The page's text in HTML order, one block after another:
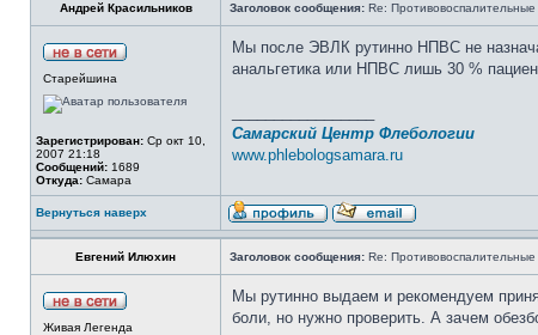
Андрей Красильников Заголовок сообщения: Re: Противовоспалительные
Старейшина
Зарегистрирован: Ср окт 10,
2007 21:18
Сообщений: 1689
Откуда: Самара
Мы после ЭВЛК рутинно НПВС не
анальгетика или НПВС лишь 30 %
Самарский Центр Флебологии
www.phlebologsamara.ru
Вернуться наверх
Евгений Илюхин Заголовок сообщения: Re: Противовоспалительные
Живая Легенда
Мы рутинно выдаем и рекомендуем
боли, но нужно проверить. А зачем